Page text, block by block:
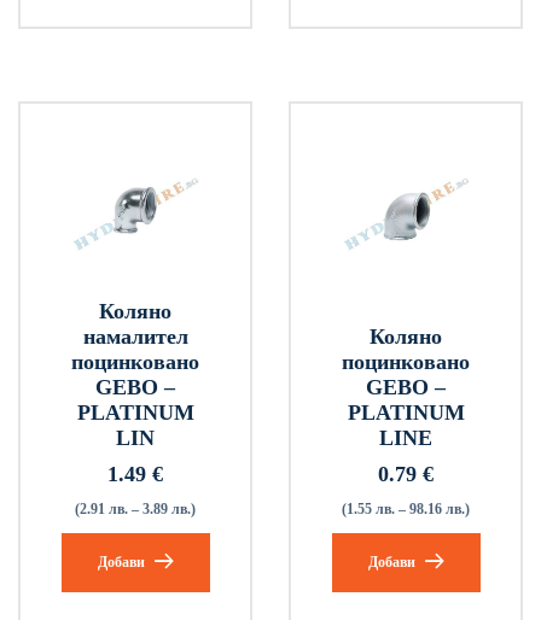
Коляно
намалител
поцинковано
GEBO –
PLATINUM
LIN
1.49 €
(2.91 лв. – 3.89 лв.)
Добави
Коляно
поцинковано
GEBO –
PLATINUM
LINE
0.79 €
(1.55 лв. – 98.16 лв.)
Добави